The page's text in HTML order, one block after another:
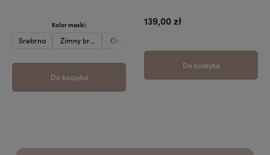
Do koszyka
Kolor maski:
Srebrna Zimny brąz Orzech laskowy
139,00 zł
Do koszyka